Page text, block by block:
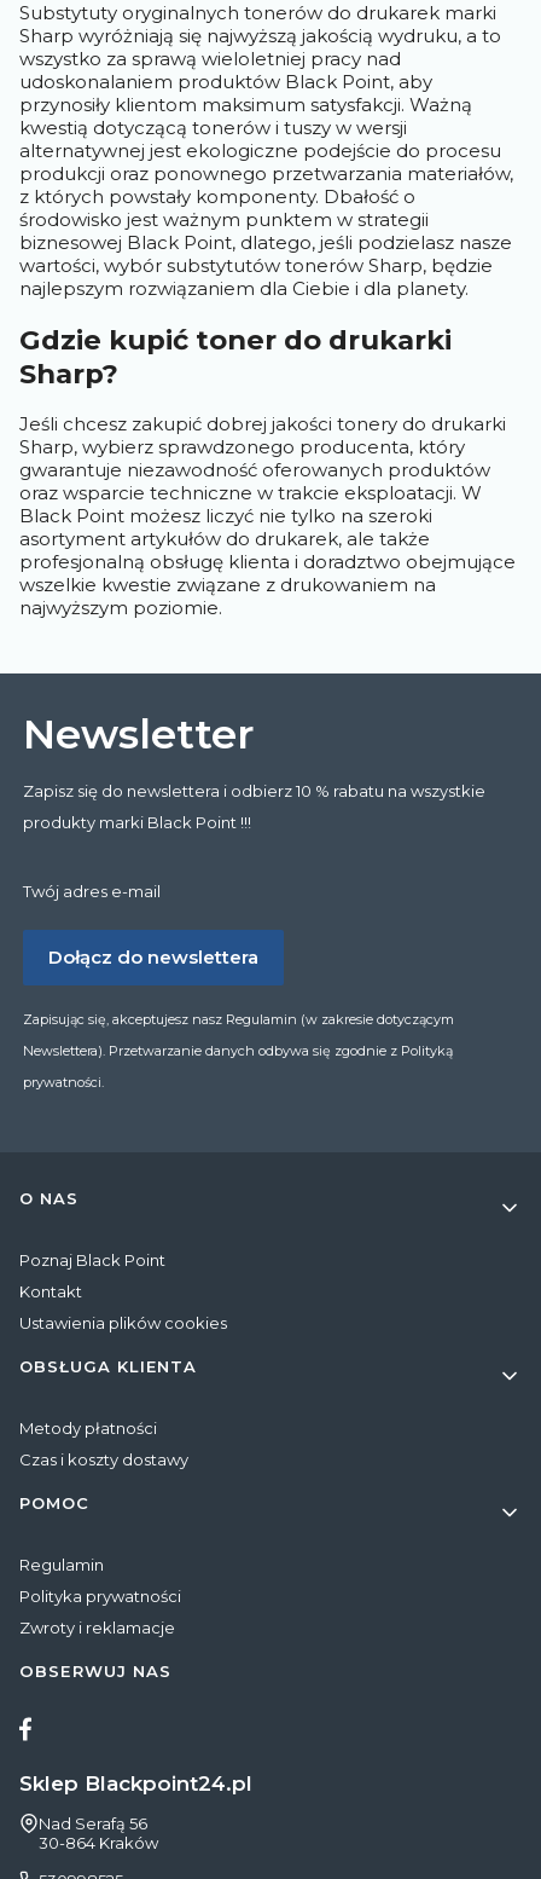
Substytuty oryginalnych tonerów do drukarek marki
Sharp wyróżniają się najwyższą jakością wydruku, a to
wszystko za sprawą wieloletniej pracy nad
udoskonalaniem produktów Black Point, aby
przynosiły klientom maksimum satysfakcji. Ważną
kwestią dotyczącą tonerów i tuszy w wersji
alternatywnej jest ekologiczne podejście do procesu
produkcji oraz ponownego przetwarzania materiałów,
z których powstały komponenty. Dbałość o
środowisko jest ważnym punktem w strategii
biznesowej Black Point, dlatego, jeśli podzielasz nasze
wartości, wybór substytutów tonerów Sharp, będzie
najlepszym rozwiązaniem dla Ciebie i dla planety.
Gdzie kupić toner do drukarki
Sharp?
Jeśli chcesz zakupić dobrej jakości tonery do drukarki
Sharp, wybierz sprawdzonego producenta, który
gwarantuje niezawodność oferowanych produktów
oraz wsparcie techniczne w trakcie eksploatacji. W
Black Point możesz liczyć nie tylko na szeroki
asortyment artykułów do drukarek, ale także
profesjonalną obsługę klienta i doradztwo obejmujące
wszelkie kwestie związane z drukowaniem na
najwyższym poziomie.
Newsletter
Zapisz się do newslettera i odbierz 10 % rabatu na wszystkie
produkty marki Black Point !!!
Twój adres e-mail
Dołącz do newslettera
Zapisując się, akceptujesz nasz Regulamin (w zakresie dotyczącym
Newslettera). Przetwarzanie danych odbywa się zgodnie z Polityką
prywatności.
Linki w stopce
O NAS
Poznaj Black Point
Kontakt
Ustawienia plików cookies
OBSŁUGA KLIENTA
Metody płatności
Czas i koszty dostawy
POMOC
Regulamin
Polityka prywatności
Zwroty i reklamacje
OBSERWUJ NAS
Sklep Blackpoint24.pl
Adres:
Nad Serafą 56
30-864 Kraków